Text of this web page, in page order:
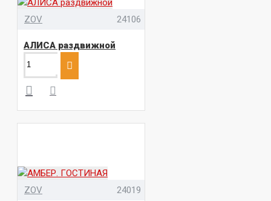
ZOV 24106
АЛИСА раздвижной
ZOV 24019